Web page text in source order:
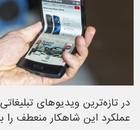
عملکرد این شاهکار منعطف را